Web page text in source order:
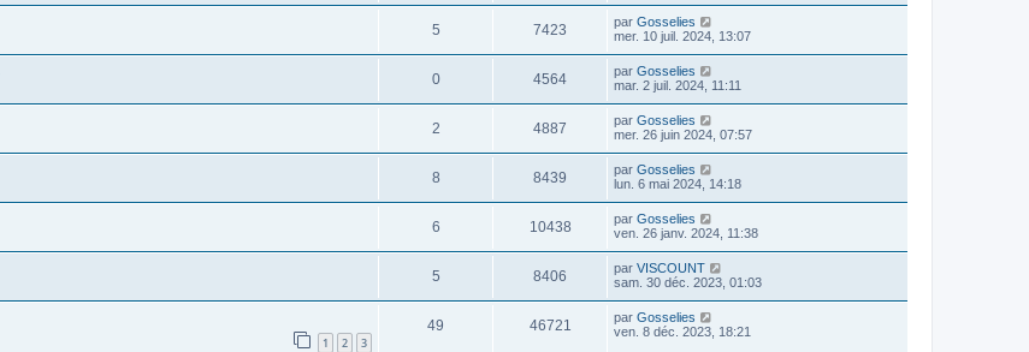
5 7423 par Gosselies
mer. 10 juil. 2024, 13:07
0 4564 par Gosselies
mar. 2 juil. 2024, 11:11
2 4887 par Gosselies
mer. 26 juin 2024, 07:57
8 8439 par Gosselies
lun. 6 mai 2024, 14:18
6 10438 par Gosselies
ven. 26 janv. 2024, 11:38
5 8406 par VISCOUNT
sam. 30 déc. 2023, 01:03
1 2 3
49 46721 par Gosselies
ven. 8 déc. 2023, 18:21